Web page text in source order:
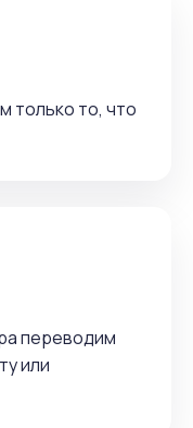
только то, что
переводим
или